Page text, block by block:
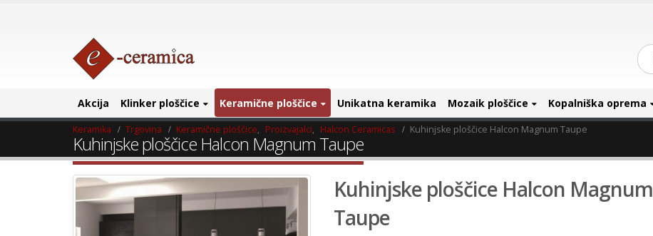
Akcija Klinker ploščice Keramične ploščice Unikatna keramika Mozaik ploščice Kopalniška oprema
Keramika Trgovina Keramične ploščice, Proizvajalci, Halcon Ceramicas Kuhinjske ploščice Halcon Magnum Taupe
Kuhinjske ploščice Halcon Magnum Taupe
Kuhinjske ploščice Halcon Magnum
Taupe